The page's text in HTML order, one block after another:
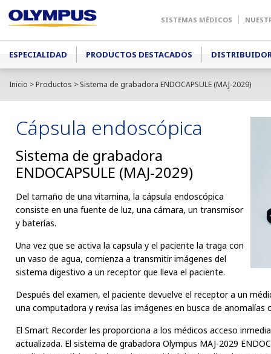
SISTEMAS MÉDICOS
Main menu
ESPECIALIDAD PRODUCTOS DESTACADOS
Inicio >Productos > Sistema de grabadora ENDOCAPSULE (MAJ-2029)
Cápsula endoscópica
Sistema de grabadora
ENDOCAPSULE (MAJ-2029)
Del tamaño de una vitamina, la cápsula endoscópica
consiste en una fuente de luz, una cámara, un transmisor
y baterías.
Una vez que se activa la capsula y el paciente la traga con
un vaso de agua, comienza a transmitir imágenes del
sistema digestivo a un receptor que lleva el paciente.
Después del examen, el paciente devuelve el receptor a un
una computadora y revisa las imágenes en busca de anomalías
El Smart Recorder les proporciona a los médicos acceso
actualizada. El sistema de grabadora Olympus MAJ-2029